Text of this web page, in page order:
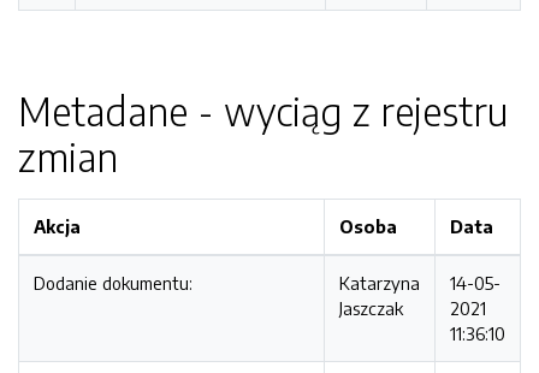
Metadane - wyciąg z rejestru
zmian
Akcja Osoba Data
Dodanie dokumentu:
Katarzyna
Jaszczak
14-05-
2021
11:36:10